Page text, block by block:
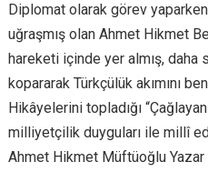
Diplomat olarak görev
uğraşmış olan Ahmet Hikmet
hareketi içinde yer almış, daha
kopararak Türkçülük akımını
Hikâyelerini topladığı
milliyetçilik duyguları ile millî
Ahmet Hikmet Müftüoğlu Yazar